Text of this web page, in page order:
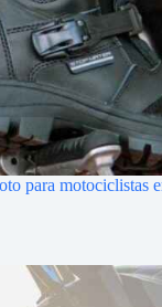
para motociclistas